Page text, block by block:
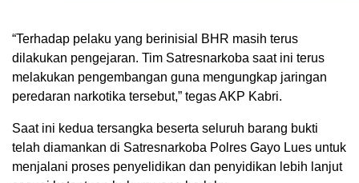
“Terhadap pelaku yang berinisial BHR masih terus
dilakukan pengejaran. Tim Satresnarkoba saat ini terus
melakukan pengembangan guna mengungkap jaringan
peredaran narkotika tersebut,” tegas AKP Kabri.
Saat ini kedua tersangka beserta seluruh barang bukti
telah diamankan di Satresnarkoba Polres Gayo Lues untuk
menjalani proses penyelidikan dan penyidikan lebih lanjut